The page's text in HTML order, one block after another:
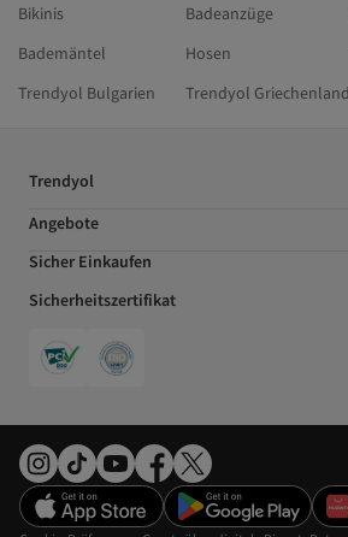
Bikinis
Badeanzüge
Bademäntel
Hosen
Trendyol Bulgarien
Trendyol Griechenland
Trendyol
Angebote
Sicher Einkaufen
Sicherheitszertifikat